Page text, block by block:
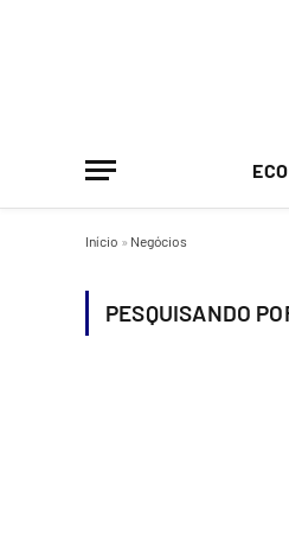
Início » Negócios
PESQUISANDO